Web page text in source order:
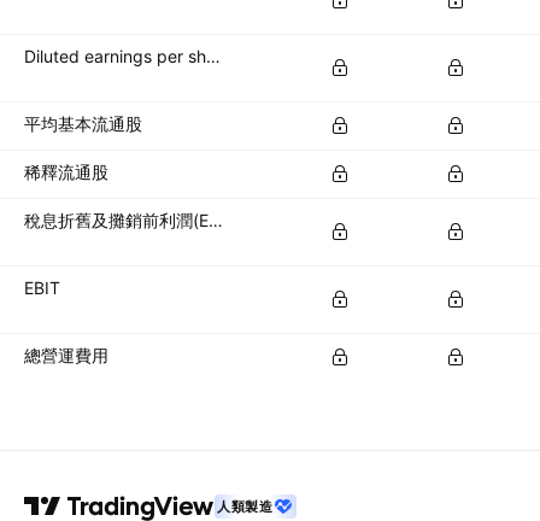
Diluted earnings per share (diluted EPS)
平均基本流通股
稀釋流通股
稅息折舊及攤銷前利潤(EBITDA)
EBIT
總營運費用
人類製造